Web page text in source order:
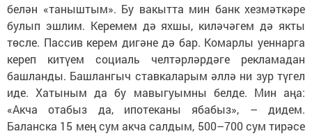
белән «таныштым». Бу вакытта мин банк хезмәткәре
булып эшлим. Керемем дә яхшы, киләчәгем дә якты
төсле. Пассив керем дигәне дә бар. Комарлы уеннарга
кереп китүем социаль челтәрләрдәге рекламадан
башланды. Башлангыч ставкаларым әллә ни зур түгел
иде. Хатыным да бу мавыгуымны белде. Мин аңа:
«Акча отабыз да, ипотеканы ябабыз», – дидем.
Баланска 15 мең сум акча салдым, 500–700 сум тирәсе